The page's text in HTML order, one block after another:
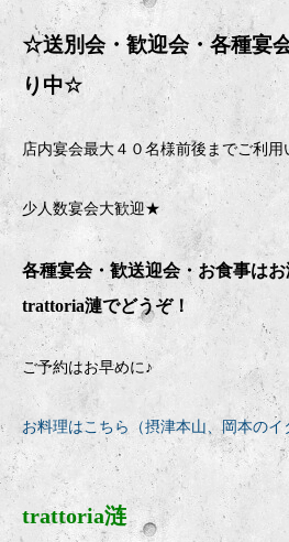
☆送別会・歓迎会・各種宴
り中☆
店内宴会最大４０名様前後までご利用
少人数宴会大歓迎★
各種宴会・歓送迎会・お食事はお
trattoria漣でどうぞ！
ご予約はお早めに♪
お料理はこちら（摂津本山、岡本のイ
trattoria涟